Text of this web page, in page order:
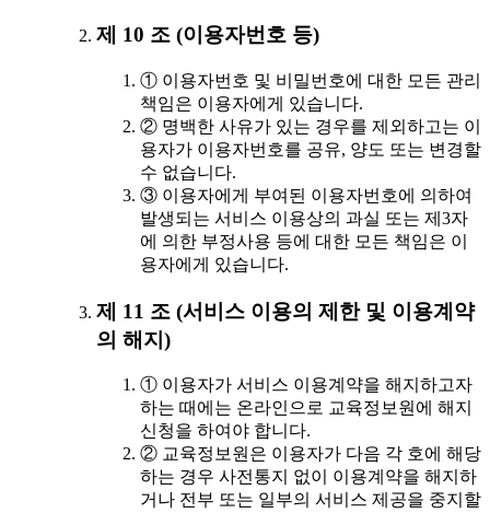
제 10 조 (이용자번호 등)
① 이용자번호 및 비밀번호에 대한 모든 관리
책임은 이용자에게 있습니다.
② 명백한 사유가 있는 경우를 제외하고는 이
용자가 이용자번호를 공유, 양도 또는 변경할
수 없습니다.
③ 이용자에게 부여된 이용자번호에 의하여
발생되는 서비스 이용상의 과실 또는 제3자
에 의한 부정사용 등에 대한 모든 책임은 이
용자에게 있습니다.
제 11 조 (서비스 이용의 제한 및 이용계약
의 해지)
① 이용자가 서비스 이용계약을 해지하고자
하는 때에는 온라인으로 교육정보원에 해지
신청을 하여야 합니다.
② 교육정보원은 이용자가 다음 각 호에 해당
하는 경우 사전통지 없이 이용계약을 해지하
거나 전부 또는 일부의 서비스 제공을 중지할